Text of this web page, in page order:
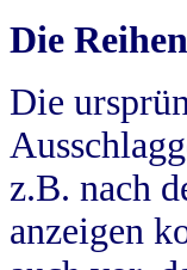
Die
Die
z.B. nach
anzeigen